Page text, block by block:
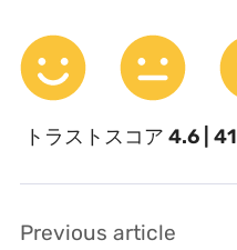
トラストスコア 4.6 | 41
Previous article